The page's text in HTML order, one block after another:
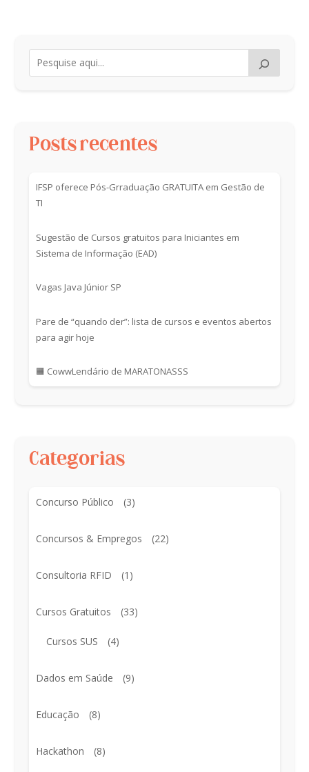
Posts recentes
IFSP oferece Pós-Grraduação GRATUITA em Gestão de
TI
Sugestão de Cursos gratuitos para Iniciantes em
Sistema de Informação (EAD)
Vagas Java Júnior SP
Pare de “quando der”: lista de cursos e eventos abertos
para agir hoje
🟧 CowwLendário de MARATONASSS
Categorias
Concurso Público (3)
Concursos & Empregos (22)
Consultoria RFID (1)
Cursos Gratuitos (33)
Cursos SUS (4)
Dados em Saúde (9)
Educação (8)
Hackathon (8)